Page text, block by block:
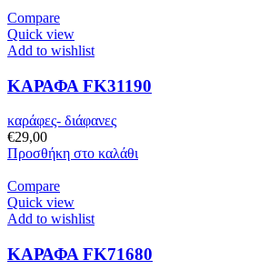
Compare
Quick view
Add to wishlist
ΚΑΡΑΦΑ FK31190
καράφες- διάφανες
€29,00
Προσθήκη στο καλάθι
Compare
Quick view
Add to wishlist
ΚΑΡΑΦΑ FK71680